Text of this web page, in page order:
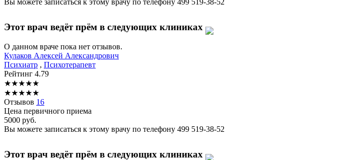
Вы можете записаться к этому врачу по телефону 499 519-38-52
Этот врач ведёт прём в следующих клиниках
О данном враче пока нет отзывов.
Кулаков Алексей Александрович
Психиатр , Психотерапевт
Рейтинг 4.79
★★★★★
★★★★★
Отзывов 16
Цена первичного приема
5000 руб.
Вы можете записаться к этому врачу по телефону 499 519-38-52
Этот врач ведёт прём в следующих клиниках